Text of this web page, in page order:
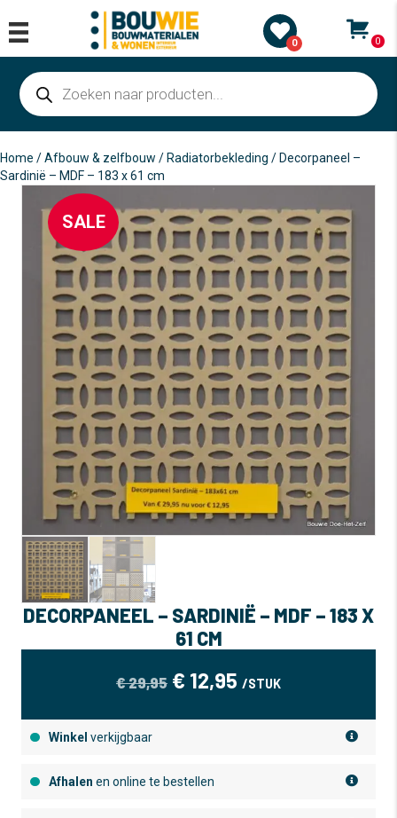
0 0
Producten
zoeken
Home /Afbouw & zelfbouw / Radiatorbekleding / Decorpaneel –
Sardinië – MDF – 183 x 61 cm
SALE
DECORPANEEL – SARDINIË – MDF – 183 X
61 CM
€29,95 OORSPRONKELIJKE
€ 12,95 HUIDIGE
/STUK
Winkel verkijgbaar
Afhalen en online te bestellen